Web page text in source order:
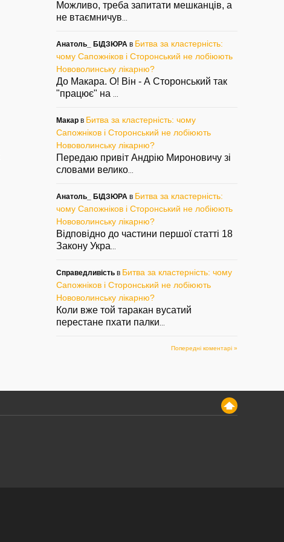
Можливо, треба запитати мешканців, а
не втаємничув
Анатоль_ БІДЗЮРА в Битва за кластерність:
чому Сапожніков і Сторонський не лобіюють
Нововолинську лікарню?
До Макара. О! Він - А Сторонський так
"працює" на
Макар в Битва за кластерність: чому
Сапожніков і Сторонський не лобіюють
Нововолинську лікарню?
Передаю привіт Андрію Мироновичу зі
словами велико
Анатоль_ БІДЗЮРА в Битва за кластерність:
чому Сапожніков і Сторонський не лобіюють
Нововолинську лікарню?
Відповідно до частини першої статті 18
Закону Укра
Справедливість в Битва за кластерність: чому
Сапожніков і Сторонський не лобіюють
Нововолинську лікарню?
Коли вже той таракан вусатий
перестане пхати палки
Попередні коментарі »